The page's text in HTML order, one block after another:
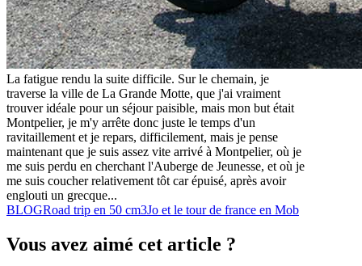
La fatigue rendu la suite difficile. Sur le chemain, je
traverse la ville de La Grande Motte, que j'ai vraiment
trouver idéale pour un séjour paisible, mais mon but était
Montpelier, je m'y arrête donc juste le temps d'un
ravitaillement et je repars, difficilement, mais je pense
maintenant que je suis assez vite arrivé à Montpelier, où je
me suis perdu en cherchant l'Auberge de Jeunesse, et où je
me suis coucher relativement tôt car épuisé, après avoir
englouti un grecque...
BLOGRoad trip en 50 cm3Jo et le tour de france en Mob
Vous avez aimé cet article ?